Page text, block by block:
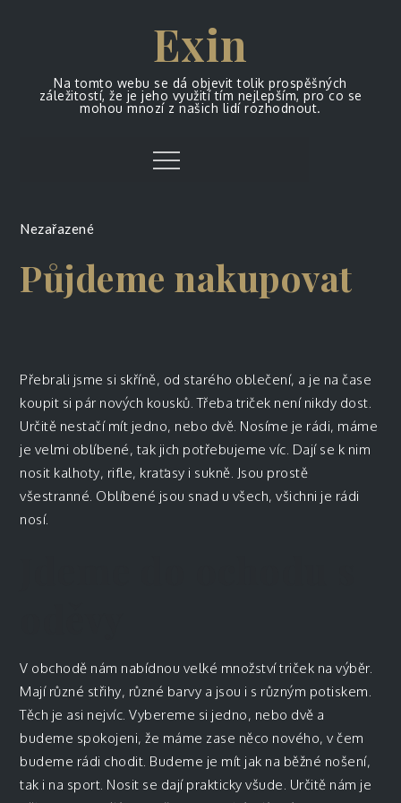
Exin
Na tomto webu se dá objevit tolik prospěšných
záležitostí, že je jeho využití tím nejlepším, pro co se
mohou mnozí z našich lidí rozhodnout.
Menu
Nezařazené
Půjdeme nakupovat
Přebrali jsme si skříně, od starého oblečení, a je na čase
koupit si pár nových kousků. Třeba triček není nikdy dost.
Určitě nestačí mít jedno, nebo dvě. Nosíme je rádi, máme
je velmi oblíbené, tak jich potřebujeme víc. Dají se k nim
nosit kalhoty, rifle, kraťasy i sukně. Jsou prostě
všestranné. Oblíbené jsou snad u všech, všichni je rádi
nosí.
V obchodě nám nabídnou velké množství triček na výběr.
Mají různé střihy, různé barvy a jsou i s různým potiskem.
Těch je asi nejvíc. Vybereme si jedno, nebo dvě a
budeme spokojeni, že máme zase něco nového, v čem
budeme rádi chodit. Budeme je mít jak na běžné nošení,
tak i na sport. Nosit se dají prakticky všude. Určitě nám je